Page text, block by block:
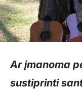
Ar įmanoma
sustiprinti